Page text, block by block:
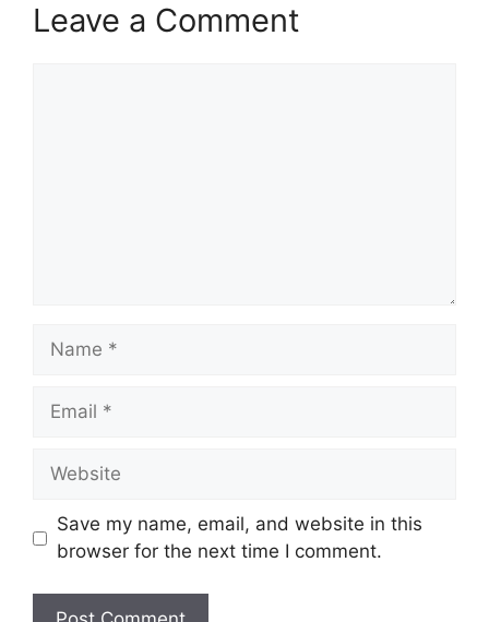
Leave a Comment
Name
Email
Website
Save my name, email, and website in this
browser for the next time I comment.